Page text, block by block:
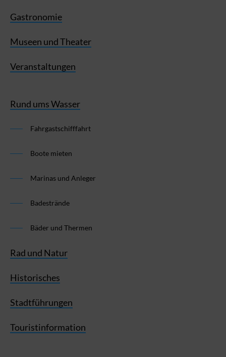
Gastronomie
Museen und Theater
Veranstaltungen
Rund ums Wasser
Fahrgastschifffahrt
Boote mieten
Marinas und Anleger
Badestrände
Bäder und Thermen
Rad und Natur
Historisches
Stadtführungen
Touristinformation